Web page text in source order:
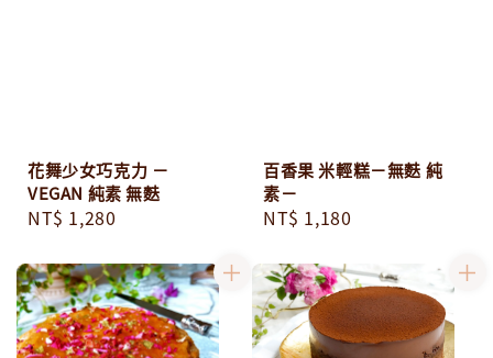
花舞少女巧克力 －
VEGAN 純素 無麩
Regular
NT$ 1,280
百香果 米輕糕－無麩 純
素－
Regular
NT$ 1,180